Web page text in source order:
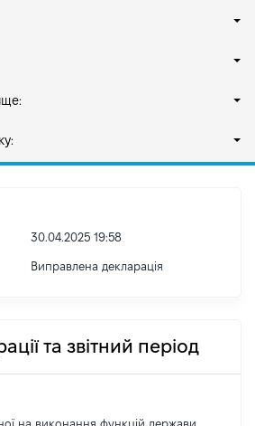
30.04.2025 19:58
Виправлена декларація
та звітний період
на виконання функцій держави